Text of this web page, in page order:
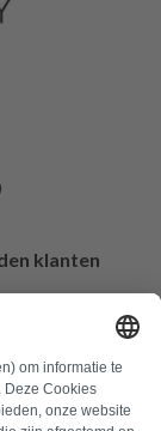
klanten